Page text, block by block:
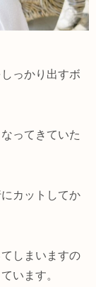
っかり出すボ
ってきていた
カットしてか
しまいますの
います。